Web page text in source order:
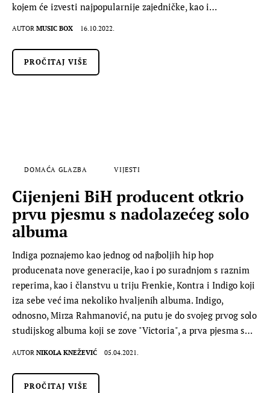
kojem će izvesti najpopularnije zajedničke, kao i…
AUTOR MUSIC BOX 16.10.2022.
PROČITAJ VIŠE
DOMAĆA GLAZBA VIJESTI
Cijenjeni BiH producent otkrio
prvu pjesmu s nadolazećeg solo
albuma
Indiga poznajemo kao jednog od najboljih hip hop
producenata nove generacije, kao i po suradnjom s raznim
reperima, kao i članstvu u triju Frenkie, Kontra i Indigo koji
iza sebe već ima nekoliko hvaljenih albuma. Indigo,
odnosno, Mirza Rahmanović, na putu je do svojeg prvog solo
studijskog albuma koji se zove "Victoria", a prva pjesma s…
AUTOR NIKOLA KNEŽEVIĆ 05.04.2021.
PROČITAJ VIŠE